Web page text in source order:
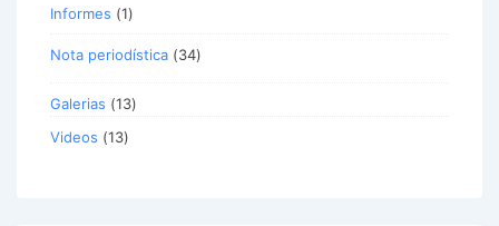
Informes (1)
Nota periodística (34)
Galerias (13)
Videos (13)